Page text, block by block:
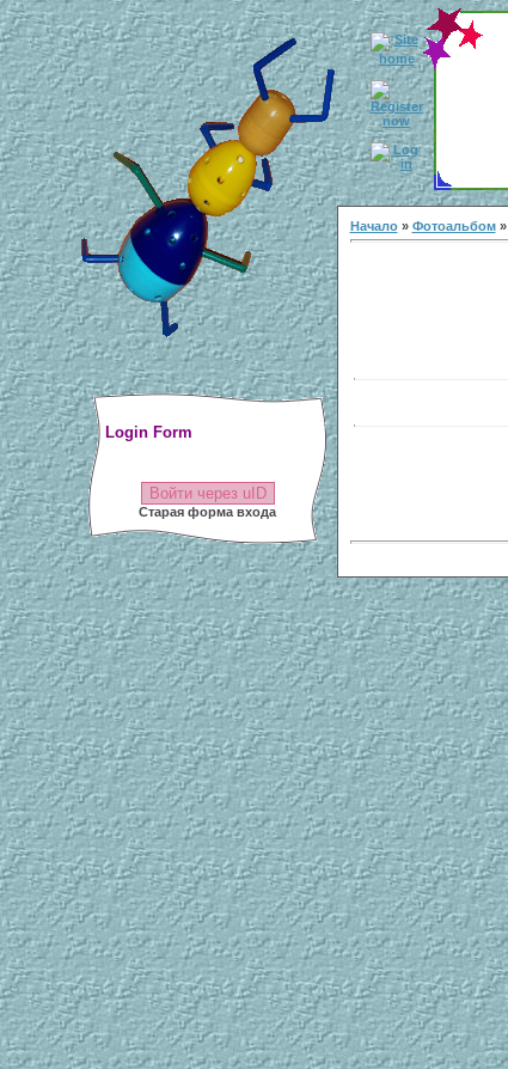
Login Form
Войти через uID
Старая форма входа
Начало» Фотоальбом»